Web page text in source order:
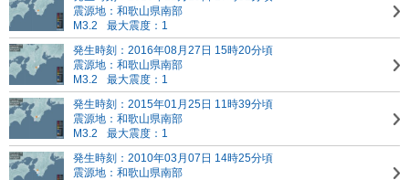
震源地：和歌山県南部
M3.2
最大震度：1
発生時刻：2016年08月27日 15時20分頃
震源地：和歌山県南部
M3.2
最大震度：1
発生時刻：2015年01月25日 11時39分頃
震源地：和歌山県南部
M3.2
最大震度：1
発生時刻：2010年03月07日 14時25分頃
震源地：和歌山県南部